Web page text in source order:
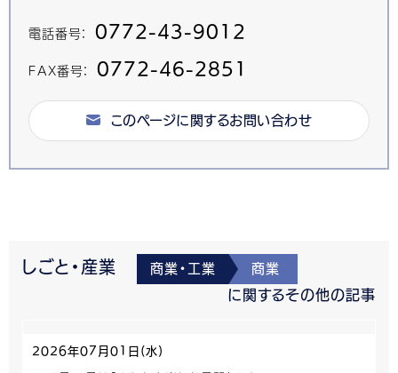
電話番号： 0772-43-9012
FAX番号： 0772-46-2851
このページに関するお問い合わせ
しごと・産業 商業・工業 商業
に関するその他の記事
2026年07月01日(水)